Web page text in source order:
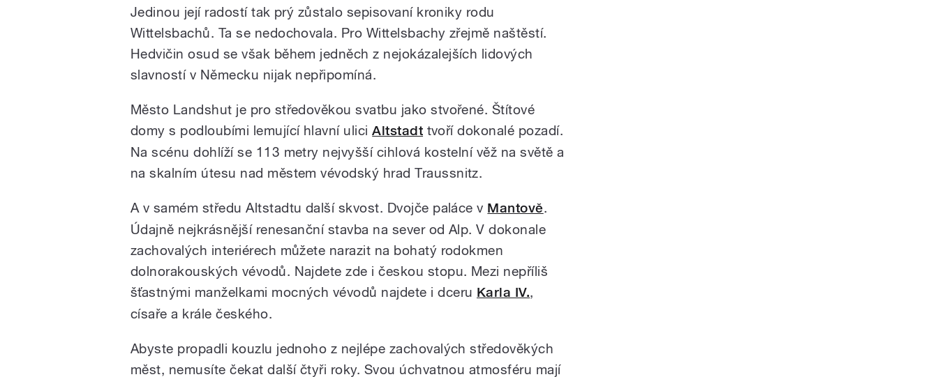
Jedinou její radostí tak prý zůstalo sepisovaní kroniky rodu
Wittelsbachů. Ta se nedochovala. Pro Wittelsbachy zřejmě naštěstí.
Hedvičin osud se však během jedněch z nejokázalejších lidových
slavností v Německu nijak nepřipomíná.
Město Landshut je pro středověkou svatbu jako stvořené. Štítové
domy s podloubími lemující hlavní uliciAltstadt tvoří dokonalé pozadí.
Na scénu dohlíží se 113 metry nejvyšší cihlová kostelní věž na světě a
na skalním útesu nad městem vévodský hrad Traussnitz.
A v samém středu Altstadtu další skvost. Dvojče paláce v Mantově.
Údajně nejkrásnější renesanční stavba na sever od Alp. V dokonale
zachovalých interiérech můžete narazit na bohatý rodokmen
dolnorakouských vévodů. Najdete zde i českou stopu. Mezi nepříliš
šťastnými manželkami mocných vévodů najdete i dceru Karla IV.,
císaře a krále českého.
Abyste propadli kouzlu jednoho z nejlépe zachovalých středověkých
měst, nemusíte čekat další čtyři roky. Svou úchvatnou atmosféru mají